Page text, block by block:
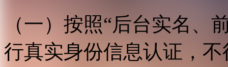
（一）按照“后台实名、
行真实身份信息认证，